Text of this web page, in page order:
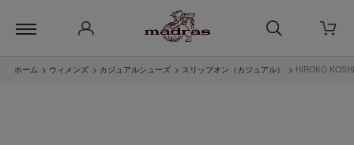
ホーム > ウィメンズ > カジュアルシューズ > スリップオン（カジュアル） > HIROKO